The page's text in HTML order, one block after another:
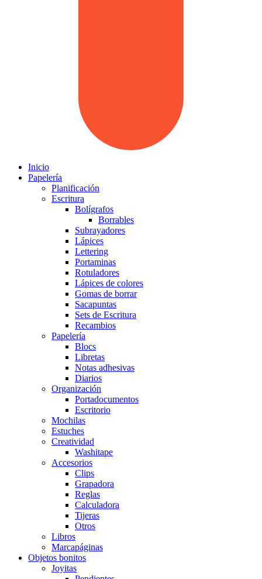
Inicio
Papelería
Planificación
Escritura
Bolígrafos
Borrables
Subrayadores
Lápices
Lettering
Portaminas
Rotuladores
Lápices de colores
Gomas de borrar
Sacapuntas
Sets de Escritura
Recambios
Papelería
Blocs
Libretas
Notas adhesivas
Diarios
Organización
Portadocumentos
Escritorio
Mochilas
Estuches
Creatividad
Washitape
Accesorios
Clips
Grapadora
Reglas
Calculadora
Tijeras
Otros
Libros
Marcapáginas
Objetos bonitos
Joyitas